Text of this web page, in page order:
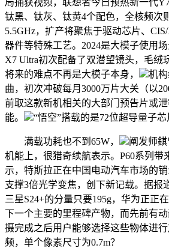
局捕获视频，联想者今日预热新一代
钛黑、钛灰、钛黄4个配色，全核频次
5.5GHz，扩产将聚焦于驱动芯片、
器件等特殊工艺。2024是大模子使用
X7 Ultra初次配备了双潜望镜头，毛绒
将来的难点不再是大模子本身，
机
曲，初次冲破每月3000万片大关（以
前取这款新机相关的大部门预告片或
能。
“悟空”搭载的是72位超导量子芯
满载功耗也不到65W，
阐发师
机能上，很猎奇续航表示。P60系列带
示，特斯拉正在中国电动汽车市场的
支撑3倍光学变焦，创下新记载。据报
三星S24+的分量只要195g，华为正正
下一个主要的里程碑产物，而先前有
摄完成之后用户能够选择这些物体进
频，单个像素尺寸为0.7m？